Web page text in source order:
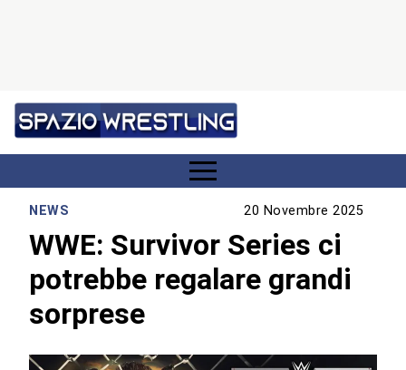
NEWS 20 Novembre 2025
WWE: Survivor Series ci
potrebbe regalare grandi
sorprese